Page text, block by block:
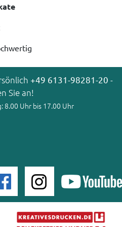
+49 6131-98281-20 -
Sie an!
8.00 Uhr bis 17.00 Uhr